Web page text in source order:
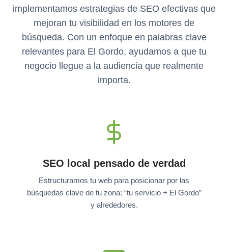
implementamos estrategias de SEO efectivas que
mejoran tu visibilidad en los motores de
búsqueda. Con un enfoque en palabras clave
relevantes para El Gordo, ayudamos a que tu
negocio llegue a la audiencia que realmente
importa.
SEO local pensado de verdad
Estructuramos tu web para posicionar por las
búsquedas clave de tu zona: “tu servicio + El Gordo”
y alrededores.